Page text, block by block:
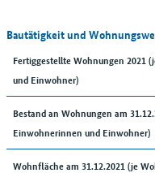
Bautätigkeit und
Fertiggestellte Wohnungen 2021
und Einwohner)
Bestand an Wohnungen am
Einwohnerinnen und Einwohner)
Wohnfläche am 31.12.2021 (je